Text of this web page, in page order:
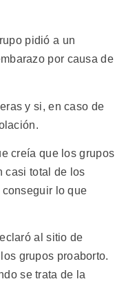
pidió a un
por causa de
y si, en caso de
creía que los grupos
casi total de los
lo que
al sitio de
grupos proaborto.
se trata de la